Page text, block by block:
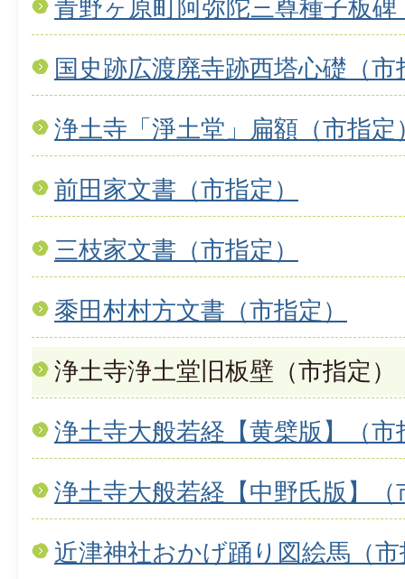
青野ヶ原町阿弥陀三尊種子板碑
国史跡広渡廃寺跡西塔心礎（市
浄土寺「淨土堂」扁額（市指定
前田家文書（市指定）
三枝家文書（市指定）
黍田村村方文書（市指定）
浄土寺浄土堂旧板壁（市指定）
浄土寺大般若経【黄檗版】（市
浄土寺大般若経【中野氏版】（
近津神社おかげ踊り図絵馬（